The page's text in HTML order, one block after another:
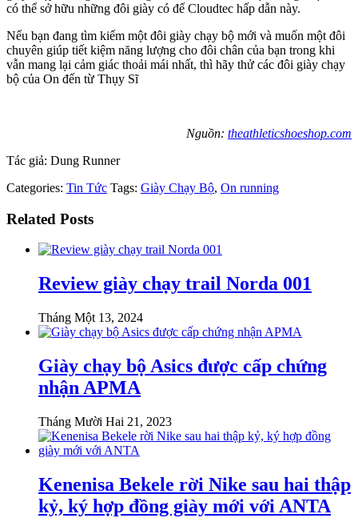
có thể sở hữu những đôi giày có đế Cloudtec hấp dẫn này.
Nếu bạn đang tìm kiếm một đôi giày chạy bộ mới và muốn một đôi
chuyên giúp tiết kiệm năng lượng cho đôi chân của bạn trong khi
vẫn mang lại cảm giác thoải mái nhất, thì hãy thử các đôi giày chạy
bộ của On đến từ Thụy Sĩ
Nguồn: theathleticshoeshop.com
Tác giả: Dung Runner
Categories: Tin Tức Tags: Giày Chạy Bộ, On running
Related Posts
Review giày chạy trail Norda 001
Tháng Một 13, 2024
Giày chạy bộ Asics được cấp chứng
nhận APMA
Tháng Mười Hai 21, 2023
Kenenisa Bekele rời Nike sau hai thập
kỷ, ký hợp đồng giày mới với ANTA